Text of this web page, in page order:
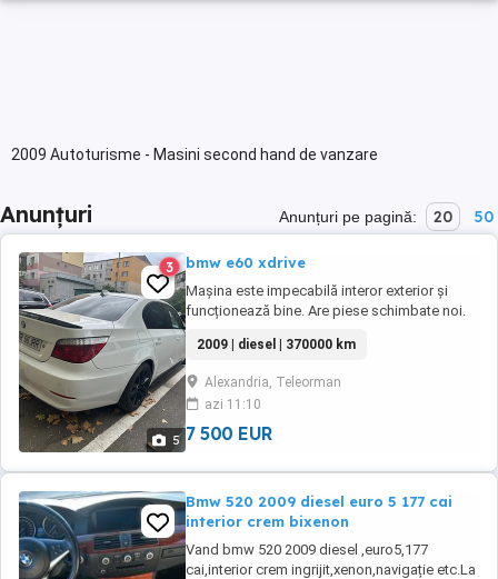
2009 Autoturisme - Masini second hand de vanzare
Anunțuri Anunțuri pe pagină: 20 50
5
3 bmw e60 xdrive
Mașina este impecabilă interor exterior și
funcționează bine. Are piese schimbate noi.
transfer cu motoraș xdrive planetare față
spate și altele toate noii nu sh Se vinde nu se
acceptă schimburi.
2009 | diesel | 370000 km
Alexandria, Teleorman
azi 11:10
7 500 EUR
Bmw 520 2009 diesel euro 5 177 cai
interior crem bixenon
Vand bmw 520 2009 diesel ,euro5,177
cai,interior crem ingrijit,xenon,navigație etc.La